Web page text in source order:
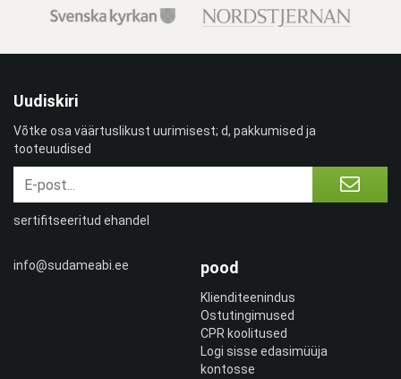
info@sudameabi.ee pood
Klienditeenindus
Ostutingimused
CPR koolitused
Logi sisse edasimüüja
kontosse
Uudiskiri
Võtke osa väärtuslikust uurimisest; d, pakkumised ja
tooteuudised
sertifitseeritud ehandel